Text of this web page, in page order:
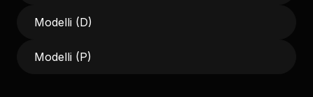
Modelli (D)
Modelli (P)